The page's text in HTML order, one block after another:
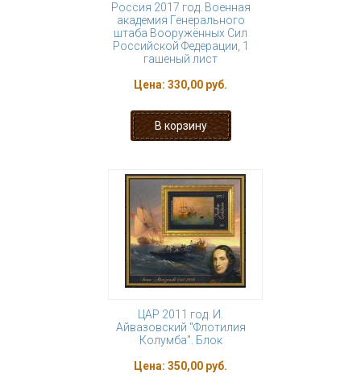
Россия 2017 год. Военная
академия Генерального
штаба Вооружённых Сил
Российской Федерации, 1
гашеный лист
Цена: 330,00 руб.
ЦАР 2011 год. И.
Айвазовский "Флотилия
Колумба". Блок
Цена: 350,00 руб.